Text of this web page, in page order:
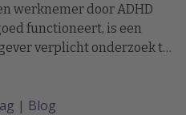
werknemer door ADHD
functioneert, is een
verplicht onderzoek te
van een
| Blog